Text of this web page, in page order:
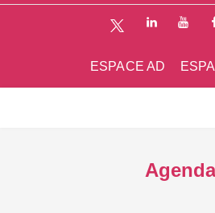
ESPACE AD
Agenda